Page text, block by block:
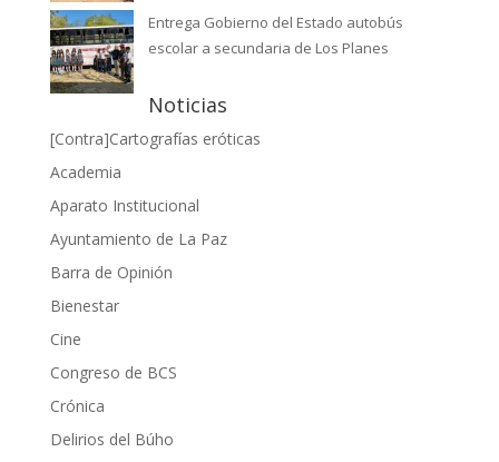
Entrega Gobierno del Estado autobús
escolar a secundaria de Los Planes
Noticias
[Contra]Cartografías eróticas
Academia
Aparato Institucional
Ayuntamiento de La Paz
Barra de Opinión
Bienestar
Cine
Congreso de BCS
Crónica
Delirios del Búho